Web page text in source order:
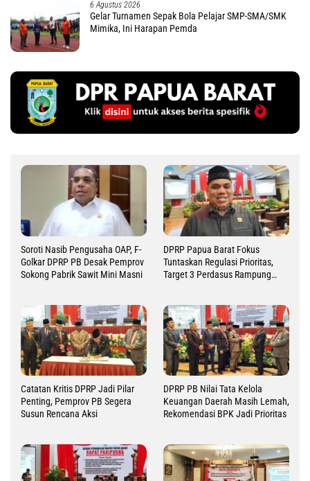
6 Agustus 2026
Gelar Turnamen Sepak Bola Pelajar SMP-SMA/SMK
Mimika, Ini Harapan Pemda
Soroti Nasib Pengusaha OAP, F-
Golkar DPRP PB Desak Pemprov
Sokong Pabrik Sawit Mini Masni
DPRP Papua Barat Fokus
Tuntaskan Regulasi Prioritas,
Target 3 Perdasus Rampung
Catatan Kritis DPRP Jadi Pilar
Penting, Pemprov PB Segera
Susun Rencana Aksi
DPRP PB Nilai Tata Kelola
Keuangan Daerah Masih Lemah,
Rekomendasi BPK Jadi Prioritas